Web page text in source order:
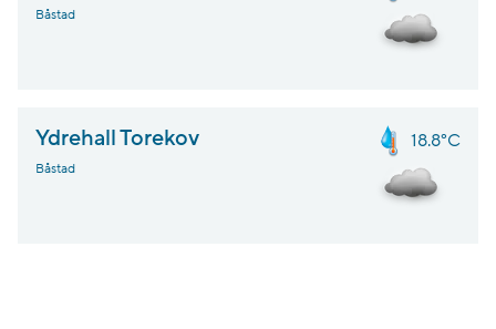
Båstad
Ydrehall Torekov
Båstad
18.8°C